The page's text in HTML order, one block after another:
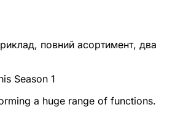
повний асортимент, два
Season 1
a huge range of functions.